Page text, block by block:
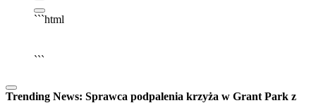
```html
```
Trending News: Sprawca podpalenia krzyża w Grant Park z